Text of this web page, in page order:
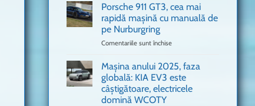
că
era
un
festival
🤭
Am
pus
cu
Ford
la
un
Porsche 911 GT3, cea mai
rapidă mașină cu manuală de
pe Nurburgring
Comentariile sunt închise
911
GT3,
cea
mai
Mașina anului 2025, faza
globală: KIA EV3 este
câștigătoare, electricele
domină WCOTY